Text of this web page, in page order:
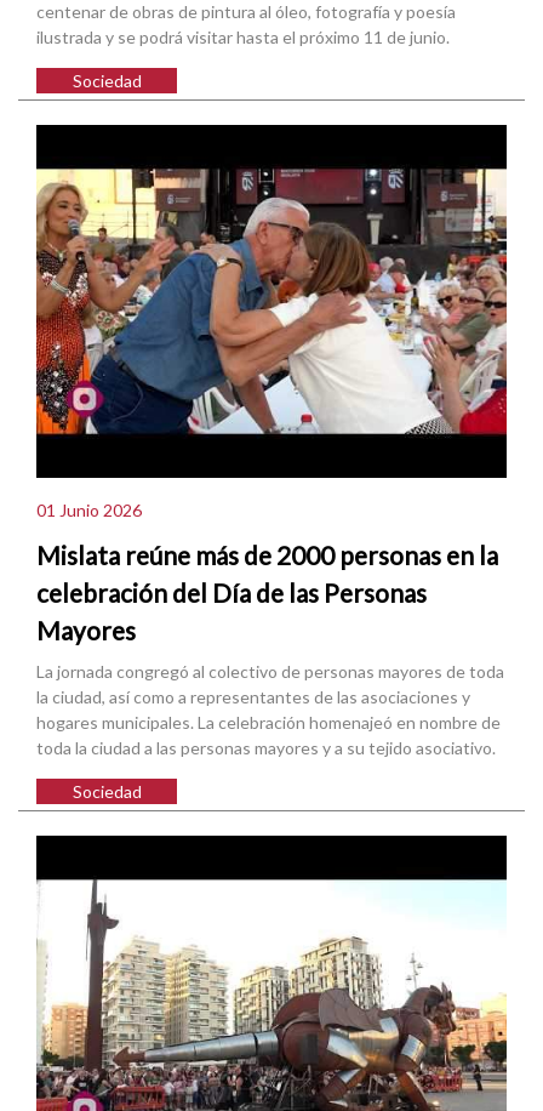
centenar de obras de pintura al óleo, fotografía y poesía
ilustrada y se podrá visitar hasta el próximo 11 de junio.
Sociedad
01 Junio 2026
Mislata reúne más de 2000 personas en la
celebración del Día de las Personas
Mayores
La jornada congregó al colectivo de personas mayores de toda
la ciudad, así como a representantes de las asociaciones y
hogares municipales. La celebración homenajeó en nombre de
toda la ciudad a las personas mayores y a su tejido asociativo.
Sociedad